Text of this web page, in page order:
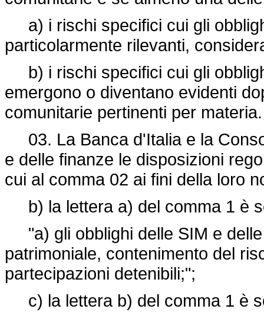
a) i rischi specifici cui gli
particolarmente rilevanti,
b) i rischi specifici cui gli
emergono o diventano evidenti
comunitarie pertinenti per materia.
03. La Banca d'Italia e la
e delle finanze le disposizioni
cui al comma 02 ai fini della loro
b) la lettera a) del comma 1 è
"a) gli obblighi delle SIM e
patrimoniale, contenimento del
partecipazioni detenibili;";
c) la lettera b) del comma 1 è